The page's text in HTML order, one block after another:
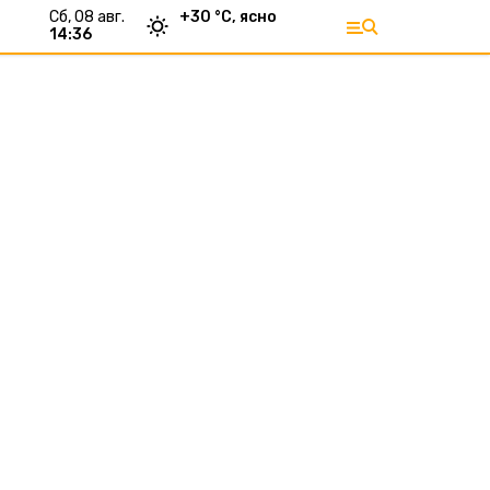
сб, 08 авг.
14:36
+30 °С, ясно